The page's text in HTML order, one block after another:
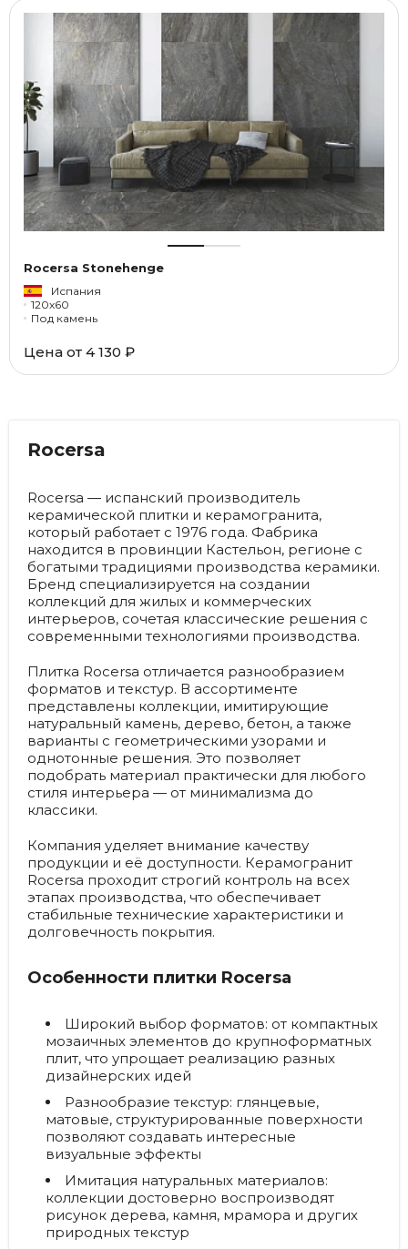
Rocersa Stonehenge
Испания
120x60
Под камень
Цена от 4 130 ₽
Rocersa
Rocersa — испанский производитель
керамической плитки и керамогранита,
который работает с 1976 года. Фабрика
находится в провинции Кастельон, регионе с
богатыми традициями производства керамики.
Бренд специализируется на создании
коллекций для жилых и коммерческих
интерьеров, сочетая классические решения с
современными технологиями производства.
Плитка Rocersa отличается разнообразием
форматов и текстур. В ассортименте
представлены коллекции, имитирующие
натуральный камень, дерево, бетон, а также
варианты с геометрическими узорами и
однотонные решения. Это позволяет
подобрать материал практически для любого
стиля интерьера — от минимализма до
классики.
Компания уделяет внимание качеству
продукции и её доступности. Керамогранит
Rocersa проходит строгий контроль на всех
этапах производства, что обеспечивает
стабильные технические характеристики и
долговечность покрытия.
Особенности плитки Rocersa
Широкий выбор форматов: от компактных
мозаичных элементов до крупноформатных
плит, что упрощает реализацию разных
дизайнерских идей
Разнообразие текстур: глянцевые,
матовые, структурированные поверхности
позволяют создавать интересные
визуальные эффекты
Имитация натуральных материалов:
коллекции достоверно воспроизводят
рисунок дерева, камня, мрамора и других
природных текстур